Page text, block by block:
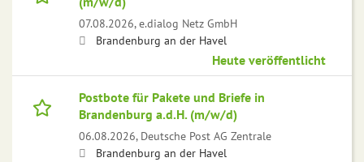
07.08.2026,e.dialog Netz GmbH
Brandenburg an der Havel
Heute veröffentlicht
Postbote für Pakete und Briefe in
Brandenburg a.d.H. (m/w/d)
06.08.2026, Deutsche Post AG Zentrale
Brandenburg an der Havel